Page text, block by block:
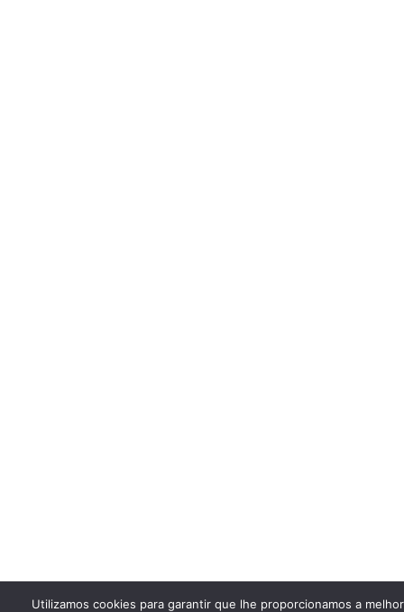
Utilizamos cookies para garantir que lhe proporcionamos a